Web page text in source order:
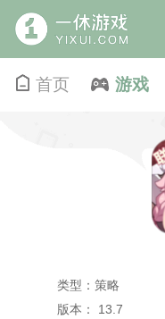
首页 游戏
类型：策略
版本： 13.7